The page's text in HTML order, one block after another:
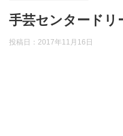
手芸センタードリ
投稿日： 2017年11月16日